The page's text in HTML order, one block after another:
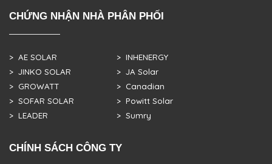
CHỨNG NHẬN NHÀ PHÂN PHỐI
> AE SOLAR
> JINKO SOLAR
> GROWATT
> SOFAR SOLAR
> LEADER
> INHENERGY
> JA Solar
> Canadian
> Powitt Solar
> Sumry
CHÍNH SÁCH CÔNG TY